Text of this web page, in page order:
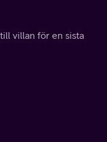
villan för en sista